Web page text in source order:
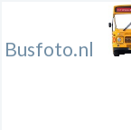
Busfoto.nl